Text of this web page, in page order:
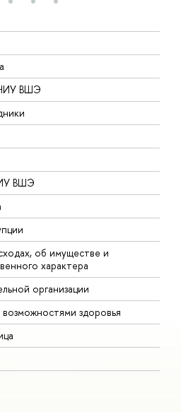
НИУ ВШЭ
ВШЭ
об имуществе и
характера
организации
здоровья